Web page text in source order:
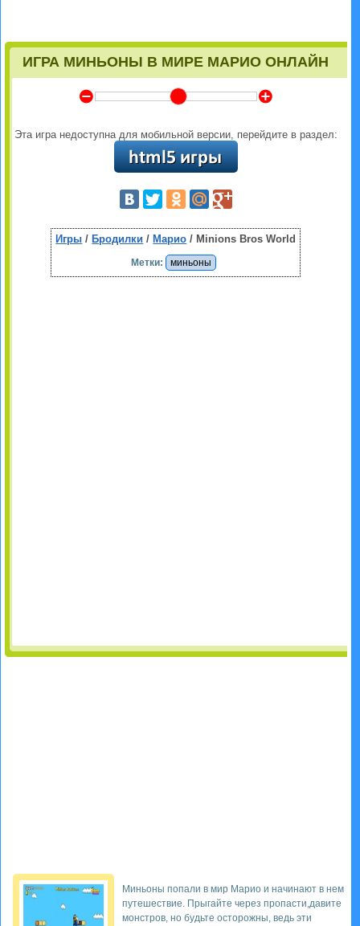
ИГРА МИНЬОНЫ В МИРЕ МАРИО ОНЛАЙН
Y Z
Эта игра недоступна для мобильной версии, перейдите в раздел:
Игры / Бродилки / Марио / Minions Bros World
Метки: миньоны
Миньоны попали в мир Марио и начинают в нем
путешествие. Прыгайте через пропасти,давите
монстров, но будьте осторожны, ведь эти